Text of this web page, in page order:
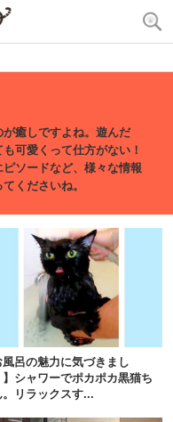
癒しですよね。遊んだ
可愛くって仕方がない！
ソードなど、様々な情報
くださいね。
風呂の魅力に気づきまし
】シャワーでポカポカ黒猫ち
。リラックスす...